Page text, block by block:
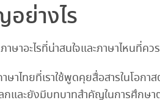
ย่างไร
ษาอะไรที่น่าสนใจและภาษาไหนที่ค
ษาไทยที่เราใช้พูดคุยสื่อสารในโอ
กและยังมีบทบาทสำคัญในการศึกษ